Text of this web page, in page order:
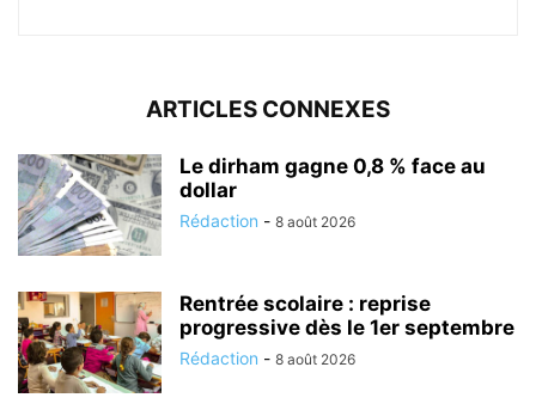
ARTICLES CONNEXES
Le dirham gagne 0,8 % face au
dollar
Rédaction - 8 août 2026
Rentrée scolaire : reprise
progressive dès le 1er septembre
Rédaction - 8 août 2026